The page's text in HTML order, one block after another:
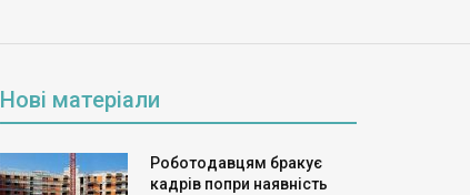
Нові матеріали
Роботодавцям бракує
кадрів попри наявність